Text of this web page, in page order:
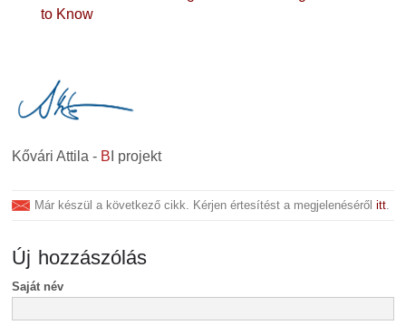
to Know
Kővári Attila - B I projekt
Már készül a következő cikk. Kérjen értesítést a megjelenésérőlitt.
Új hozzászólás
Saját név